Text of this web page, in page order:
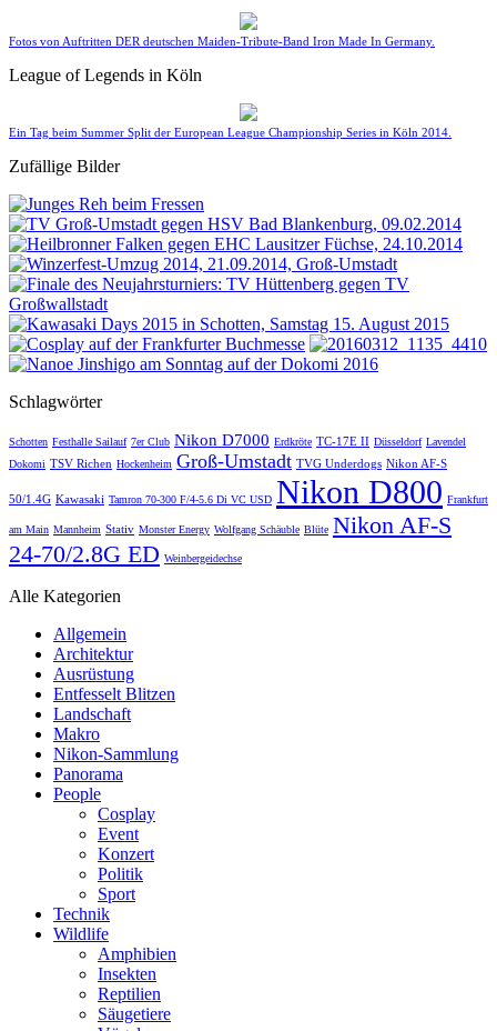
Fotos von Auftritten DER deutschen Maiden-Tribute-Band Iron Made In Germany.
League of Legends in Köln
Ein Tag beim Summer Split der European League Championship Series in Köln 2014.
Zufällige Bilder
Schlagwörter
Schotten Festhalle Sailauf 7er Club Nikon D7000 Erdkröte TC-17E II Düsseldorf Lavendel
Dokomi TSV Richen Hockenheim Groß-Umstadt TVG Underdogs Nikon AF-S
50/1.4G Kawasaki Tamron 70-300 F/4-5.6 Di VC USD Nikon D800 Frankfurt
am Main Mannheim Stativ Monster Energy Wolfgang Schäuble Blüte Nikon AF-S
24-70/2.8G ED Weinbergeidechse
Alle Kategorien
Allgemein
Architektur
Ausrüstung
Entfesselt Blitzen
Landschaft
Makro
Nikon-Sammlung
Panorama
People
Cosplay
Event
Konzert
Politik
Sport
Technik
Wildlife
Amphibien
Insekten
Reptilien
Säugetiere